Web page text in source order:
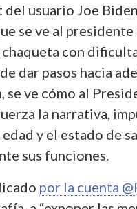
usuario Joe
se ve al
con
dar pasos hacia
se ve cómo al
la narrativa,
y el estado de
sus funciones.
por la cuenta